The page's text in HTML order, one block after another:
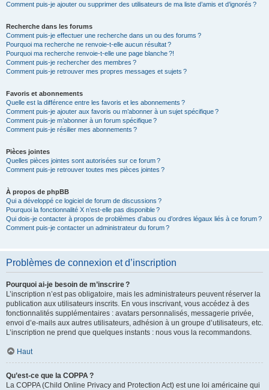
Comment puis-je ajouter ou supprimer des utilisateurs de ma liste d’amis et d’ignorés ?
Recherche dans les forums
Comment puis-je effectuer une recherche dans un ou des forums ?
Pourquoi ma recherche ne renvoie-t-elle aucun résultat ?
Pourquoi ma recherche renvoie-t-elle une page blanche ?!
Comment puis-je rechercher des membres ?
Comment puis-je retrouver mes propres messages et sujets ?
Favoris et abonnements
Quelle est la différence entre les favoris et les abonnements ?
Comment puis-je ajouter aux favoris ou m’abonner à un sujet spécifique ?
Comment puis-je m’abonner à un forum spécifique ?
Comment puis-je résilier mes abonnements ?
Pièces jointes
Quelles pièces jointes sont autorisées sur ce forum ?
Comment puis-je retrouver toutes mes pièces jointes ?
À propos de phpBB
Qui a développé ce logiciel de forum de discussions ?
Pourquoi la fonctionnalité X n’est-elle pas disponible ?
Qui dois-je contacter à propos de problèmes d’abus ou d’ordres légaux liés à ce forum ?
Comment puis-je contacter un administrateur du forum ?
Problèmes de connexion et d’inscription
Pourquoi ai-je besoin de m’inscrire ?
L’inscription n’est pas obligatoire, mais les administrateurs peuvent réserver la
publication aux utilisateurs inscrits. En vous inscrivant, vous accédez à des
fonctionnalités supplémentaires : avatars personnalisés, messagerie privée,
envoi d’e-mails aux autres utilisateurs, adhésion à un groupe d’utilisateurs, etc.
L’inscription ne prend que quelques instants : nous vous la recommandons.
Haut
Qu’est-ce que la COPPA ?
La COPPA (Child Online Privacy and Protection Act) est une loi américaine qui